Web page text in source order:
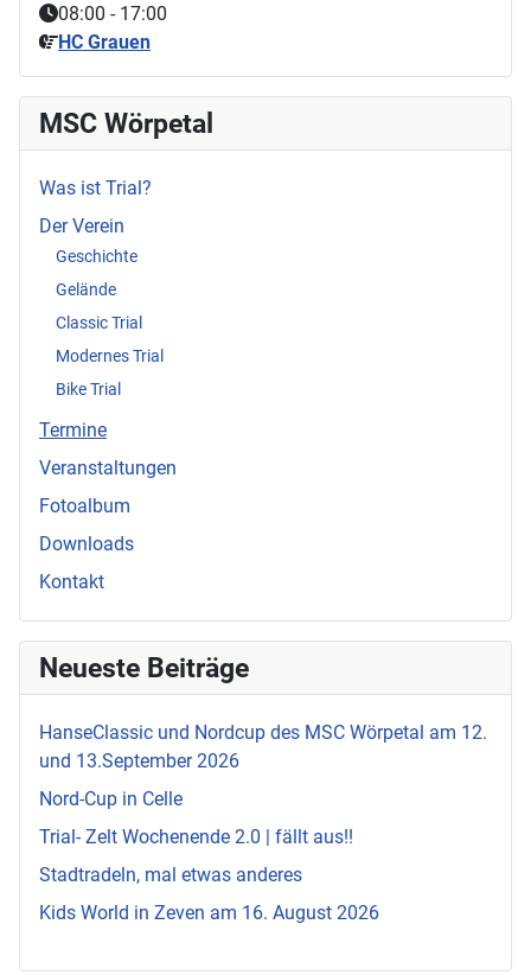
08:00 - 17:00
HC Grauen
MSC Wörpetal
Was ist Trial?
Der Verein
Geschichte
Gelände
Classic Trial
Modernes Trial
Bike Trial
Termine
Veranstaltungen
Fotoalbum
Downloads
Kontakt
Neueste Beiträge
HanseClassic und Nordcup des MSC Wörpetal am 12.
und 13.September 2026
Nord-Cup in Celle
Trial- Zelt Wochenende 2.0 | fällt aus!!
Stadtradeln, mal etwas anderes
Kids World in Zeven am 16. August 2026